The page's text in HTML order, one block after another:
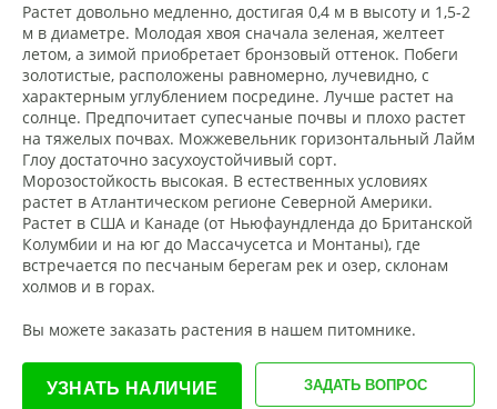
Растет довольно медленно, достигая 0,4 м в высоту и 1,5-2
м в диаметре. Молодая хвоя сначала зеленая, желтеет
летом, а зимой приобретает бронзовый оттенок. Побеги
золотистые, расположены равномерно, лучевидно, с
характерным углублением посредине. Лучше растет на
солнце. Предпочитает супесчаные почвы и плохо растет
на тяжелых почвах. Можжевельник горизонтальный Лайм
Глоу достаточно засухоустойчивый сорт.
Морозостойкость высокая. В естественных условиях
растет в Атлантическом регионе Северной Америки.
Растет в США и Канаде (от Ньюфаундленда до Британской
Колумбии и на юг до Массачусетса и Монтаны), где
встречается по песчаным берегам рек и озер, склонам
холмов и в горах.
Вы можете заказать растения в нашем питомнике.
УЗНАТЬ НАЛИЧИЕ ЗАДАТЬ ВОПРОС